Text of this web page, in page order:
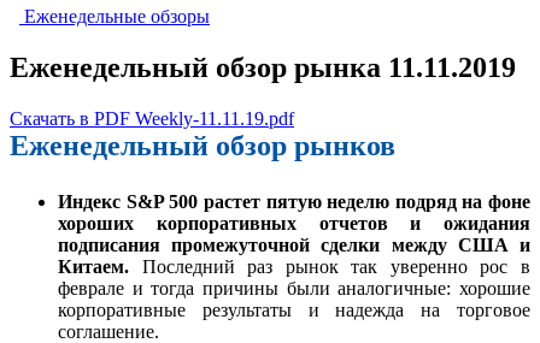
Еженедельные обзоры
Еженедельный обзор рынка 11.11.2019
Скачать в PDF Weekly-11.11.19.pdf
Еженедельный обзор рынков
Индекс S&P 500 растет пятую неделю подряд на фоне
хороших корпоративных отчетов и ожидания
подписания промежуточной сделки между США и
Китаем. Последний раз рынок так уверенно рос в
феврале и тогда причины были аналогичные: хорошие
корпоративные результаты и надежда на торговое
соглашение.